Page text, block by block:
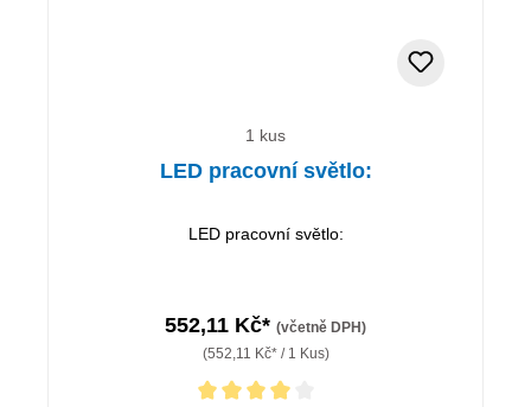
1 kus
LED pracovní světlo:
LED pracovní světlo:
552,11 Kč* (včetně DPH)
(552,11 Kč* / 1 Kus)